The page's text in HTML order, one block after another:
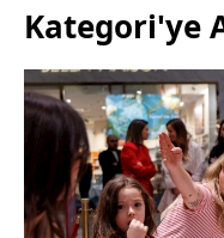
Kategori'ye